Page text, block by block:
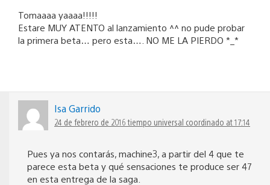
Tomaaaa yaaaa!!!!!
Estare MUY ATENTO al lanzamiento ^^ no pude probar
la primera beta… pero esta…. NO ME LA PIERDO *_*
Isa Garrido
24 de febrero de 2016 tiempo universal coordinado at 17:14
Pues ya nos contarás, machine3, a partir del 4 que te
parece esta beta y qué sensaciones te produce ser 47
en esta entrega de la saga.